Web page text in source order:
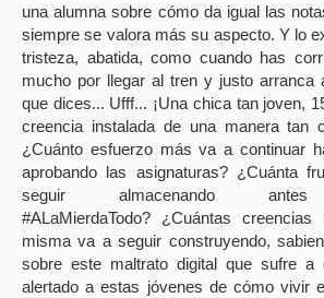
una alumna sobre cómo da igual las
siempre se valora más su aspecto. Y lo
tristeza, abatida, como cuando has
mucho por llegar al tren y justo arranca
que dices... Ufff... ¡Una chica tan joven,
creencia instalada de una manera tan
¿Cuánto esfuerzo más va a continuar
aprobando las asignaturas? ¿Cuánta
seguir almacenando
#ALaMierdaTodo? ¿Cuántas
misma va a seguir construyendo,
sobre este maltrato digital que sufre a
alertado a estas jóvenes de cómo vivir